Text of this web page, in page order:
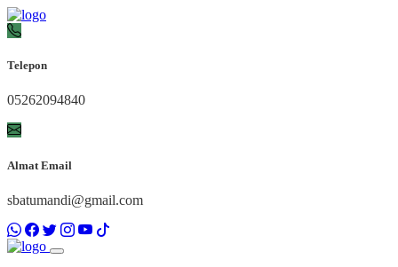
Telepon
05262094840
Almat Email
sbatumandi@gmail.com